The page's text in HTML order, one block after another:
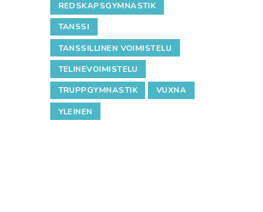
REDSKAPSGYMNASTIK
TANSSI
TANSSILLINEN VOIMISTELU
TELINEVOIMISTELU
TRUPPGYMNASTIK
VUXNA
YLEINEN